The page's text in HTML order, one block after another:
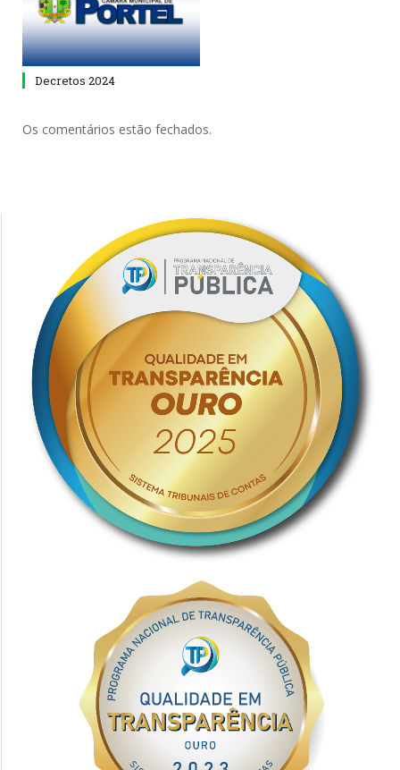
Decretos 2024
Os comentários estão fechados.